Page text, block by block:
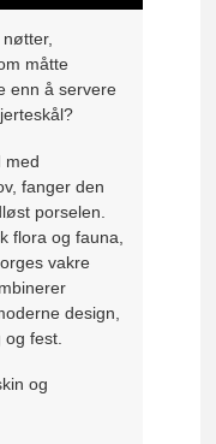
måtte
enn å servere
med
fanger den
porselen.
flora og fauna,
vakre
design,
fest.
og